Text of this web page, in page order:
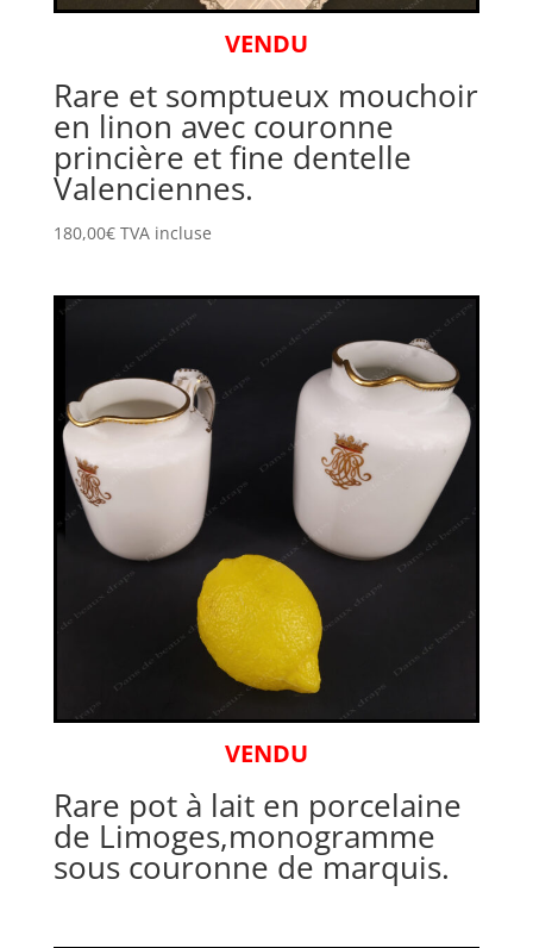
VENDU
Rare et somptueux mouchoir
en linon avec couronne
princière et fine dentelle
Valenciennes.
180,00€ TVA incluse
VENDU
Rare pot à lait en porcelaine
de Limoges,monogramme
sous couronne de marquis.